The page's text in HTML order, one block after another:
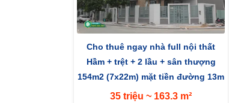
Cho thuê ngay nhà full nội thất
Hầm + trệt + 2 lầu + sân thượng
154m2 (7x22m) mặt tiền đường 13m
hướng...
35 triệu ~ 163.3 m²